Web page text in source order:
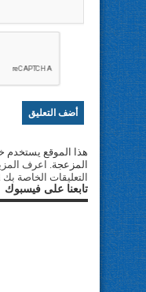
هذا الموقع يستخدم
المزعجة. اعرف
التعليقات الخاصة بك processed
تابعنا على فيسبوك